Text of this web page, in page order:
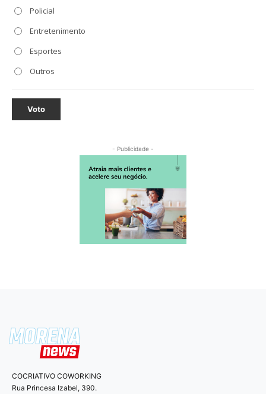
Policial
Entretenimento
Esportes
Outros
Voto
- Publicidade -
COCRIATIVO COWORKING
Rua Princesa Izabel, 390.